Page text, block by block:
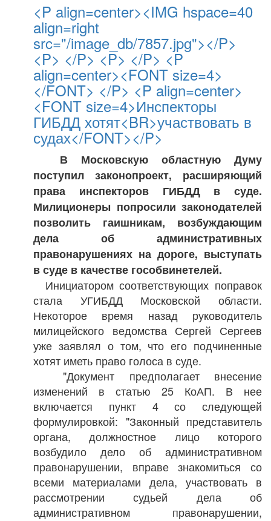
<P align=center><IMG hspace=40
align=right
src="/image_db/7857.jpg"></P>
<P> </P> <P> </P> <P
align=center><FONT size=4>
</FONT> </P> <P align=center>
<FONT size=4>Инспекторы
ГИБДД хотят<BR>участвовать в
судах</FONT></P>
В Московскую областную Думу
поступил законопроект, расширяющий
права инспекторов ГИБДД в суде.
Милиционеры попросили законодателей
позволить гаишникам, возбуждающим
дела об административных
правонарушениях на дороге, выступать
в суде в качестве гособвинетелей.
Инициатором соответствующих поправок
стала УГИБДД Московской области.
Некоторое время назад руководитель
милицейского ведомства Сергей Сергеев
уже заявлял о том, что его подчиненные
хотят иметь право голоса в суде.
"Документ предполагает внесение
изменений в статью 25 КоАП. В нее
включается пункт 4 со следующей
формулировкой: "Законный представитель
органа, должностное лицо которого
возбудило дело об административном
правонарушении, вправе знакомиться со
всеми материалами дела, участвовать в
рассмотрении судьей дела об
административном правонарушении,